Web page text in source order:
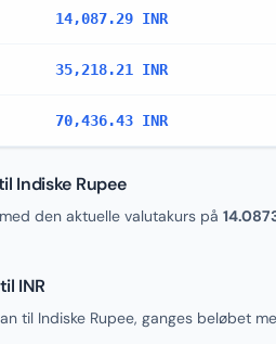
14,087.29 INR
35,218.21 INR
70,436.43 INR
Indiske Rupee
med den aktuelle valutakurs på
INR
til Indiske Rupee, ganges beløbet